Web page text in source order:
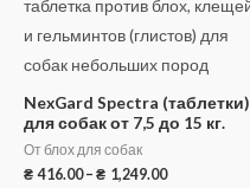
NexGard Spectra (таблетки)
для собак от 7,5 до 15 кг.
От блох для собак
₴ 416.00– ₴ 1,249.00